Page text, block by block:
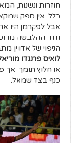
חוזרות ונשנות,
כלל. אין ספק
אבל לפקרמן היו
חדר ההלבשה
הניפוי של אדווין
לואיס פרננדו
או חלוץ תומך, אך
כנף בצד שמאל.